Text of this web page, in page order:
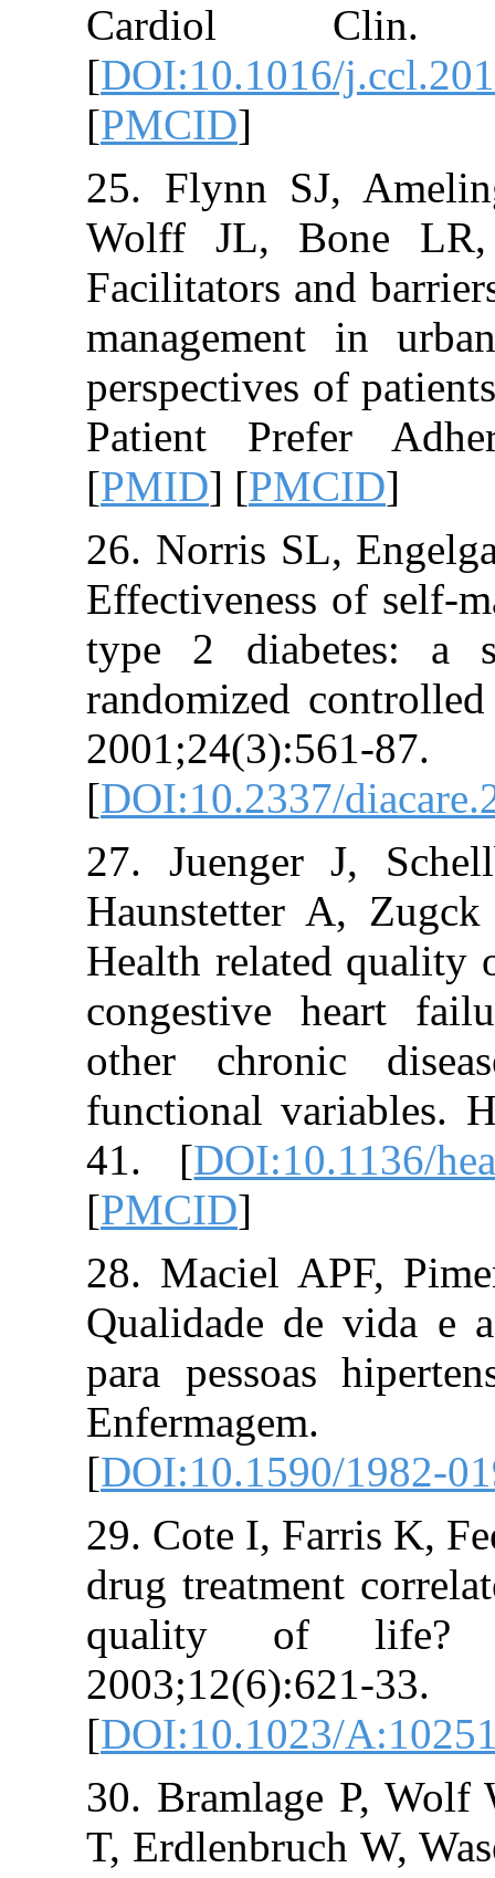
Cardiol
[DOI:10.1016/
[PMCID
25. Flynn SJ,
Wolff JL,
Facilitators and
management
perspectives of
Patient
[ PMID] [
26. Norris SL,
Effectiveness
type 2
randomized
[DOI:10.2337/
27. Juenger
Haunstetter
Health related
congestive
other
functional
41. [
[PMCID
28. Maciel
Qualidade de
para pessoas
[DOI:10.1590/
29. Cote I,
drug treatment
quality of
[DOI:10.1023/
30. Bramlage
T, Erdlenbruch